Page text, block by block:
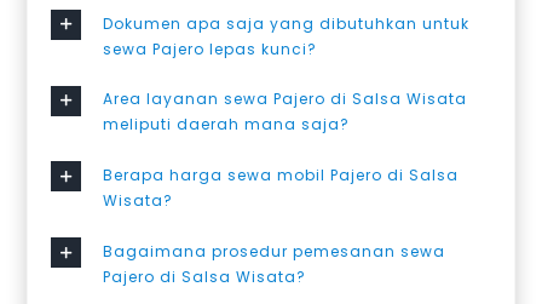
Dokumen apa saja yang dibutuhkan untuk
sewa Pajero lepas kunci?
Area layanan sewa Pajero di Salsa Wisata
meliputi daerah mana saja?
Berapa harga sewa mobil Pajero di Salsa
Wisata?
Bagaimana prosedur pemesanan sewa
Pajero di Salsa Wisata?